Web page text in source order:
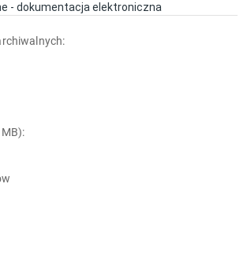
- dokumentacja elektroniczna